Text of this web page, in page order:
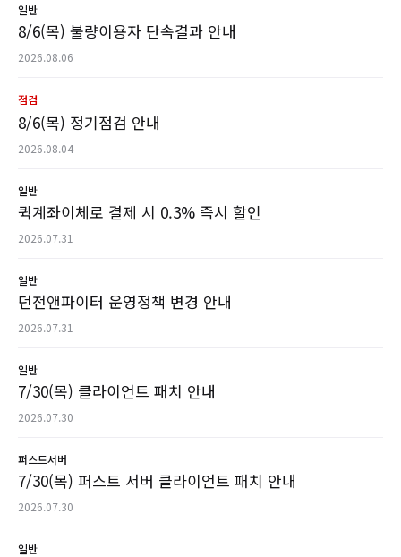
일반
8/6(목) 불량이용자 단속결과 안내
2026.08.06
점검
8/6(목) 정기점검 안내
2026.08.04
일반
퀵계좌이체로 결제 시 0.3% 즉시 할인
2026.07.31
일반
던전앤파이터 운영정책 변경 안내
2026.07.31
일반
7/30(목) 클라이언트 패치 안내
2026.07.30
퍼스트서버
7/30(목) 퍼스트 서버 클라이언트 패치 안내
2026.07.30
일반